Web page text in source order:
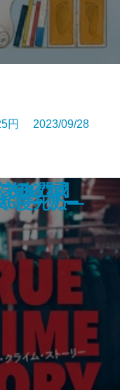
期セン
国家ギ
や・お
らす月―
円 2023/09/28
トーリー
6度死ぬ―
ス門司
知らな
政の成